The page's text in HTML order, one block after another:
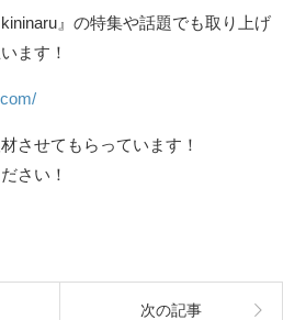
』の特集や話題でも取り上げ
ます！
させてもらっています！
さい！
次の記事